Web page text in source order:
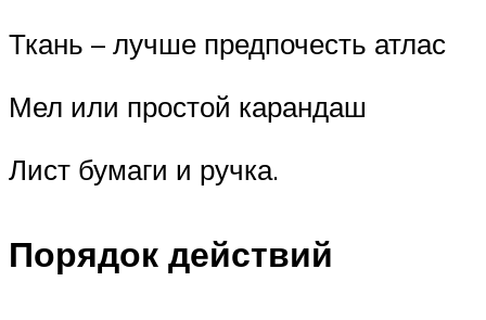
Ткань – лучше предпочесть атлас
Мел или простой карандаш
Лист бумаги и ручка.
Порядок действий